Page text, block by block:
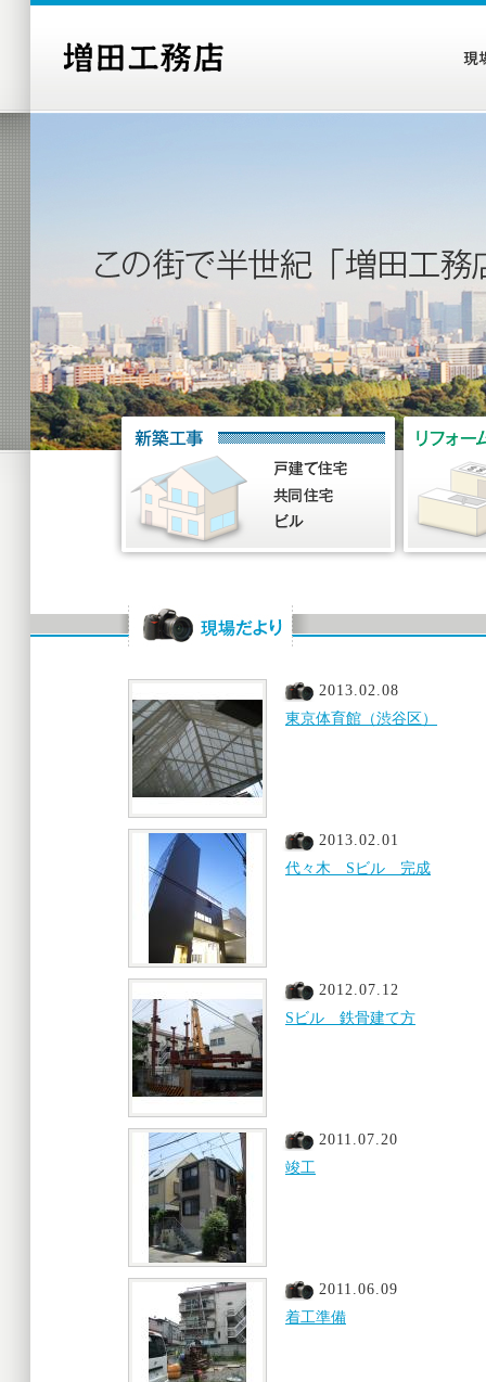
2013.02.08
東京体育館（渋谷区）
2013.02.01
代々木 Sビル 完成
2012.07.12
Sビル 鉄骨建て方
2011.07.20
竣工
2011.06.09
着工準備